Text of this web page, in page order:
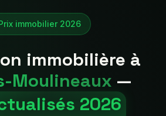
immobilier 2026
immobilière à
Moulineaux —
2026